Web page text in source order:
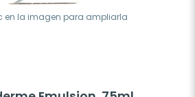
en la imagen para ampliarla